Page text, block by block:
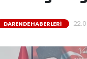
DARENDE HABERLERI